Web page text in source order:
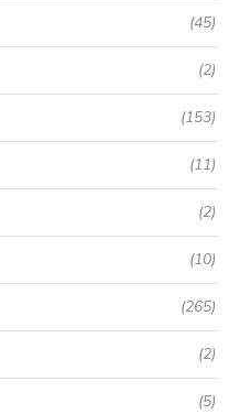
(45)
(2)
(153)
(11)
(2)
(10)
(265)
(2)
(5)